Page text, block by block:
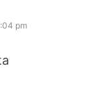
pm